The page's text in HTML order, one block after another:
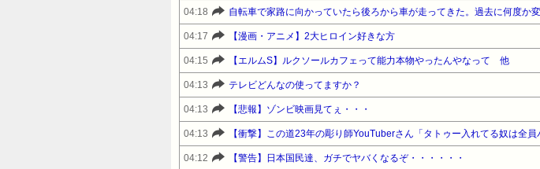
04:18
04:17 【漫画・アニメ】2大ヒロイン好きな方
04:15 【エルムS】ルクソールカフェって能力本物やったんやなって 他
04:13 テレビどんなの使ってますか？
04:13 【悲報】ゾンビ映画見てぇ・・・
04:13 【衝撃】この道23年の彫り師YouTuberさん「タトゥー入れてる奴は全
04:12 【警告】日本国民達、ガチでヤバくなるぞ・・・・・・